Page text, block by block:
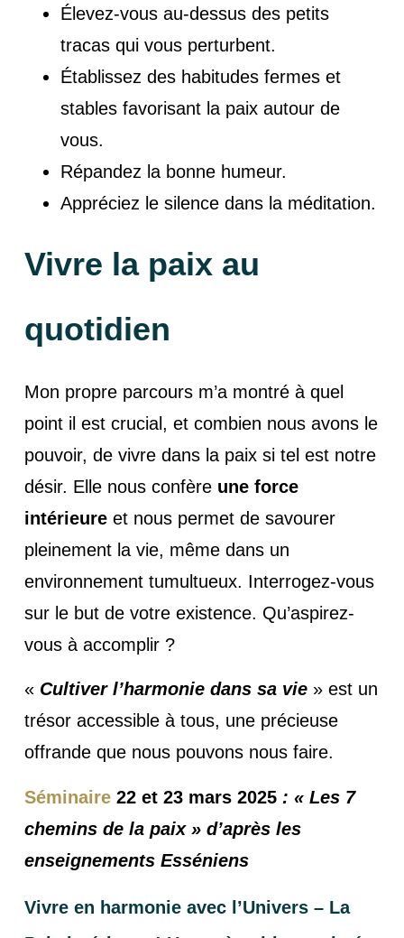
Élevez-vous au-dessus des petits
tracas qui vous perturbent.
Établissez des habitudes fermes et
stables favorisant la paix autour de
vous.
Répandez la bonne humeur.
Appréciez le silence dans la méditation.
Vivre la paix au
quotidien
Mon propre parcours m’a montré à quel
point il est crucial, et combien nous avons le
pouvoir, de vivre dans la paix si tel est notre
désir. Elle nous confère une force
intérieure et nous permet de savourer
pleinement la vie, même dans un
environnement tumultueux. Interrogez-vous
sur le but de votre existence. Qu’aspirez-
vous à accomplir ?
« Cultiver l’harmonie dans sa vie» est un
trésor accessible à tous, une précieuse
offrande que nous pouvons nous faire.
Séminaire22 et 23 mars 2025 : « Les 7
chemins de la paix » d’après les
enseignements Esséniens
Vivre en harmonie avec l’Univers – La